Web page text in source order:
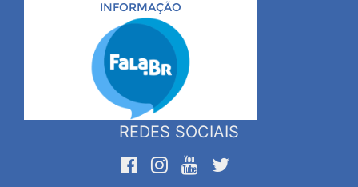
INFORMAÇÃO
REDES SOCIAIS